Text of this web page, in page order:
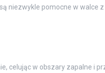
niezwykle pomocne w walce
celując w obszary zapalne i